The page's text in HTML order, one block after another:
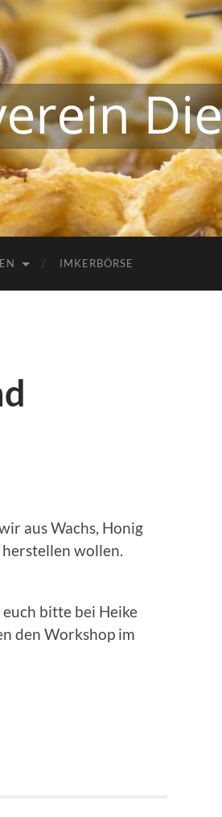
Kreisimkerverein
Diepholz
IMKERBÖRSE
aus Wachs, Honig
wollen.
bitte bei Heike
den Workshop im